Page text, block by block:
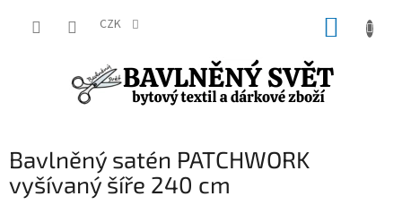
CZK
Bavlněný satén PATCHWORK
vyšívaný šíře 240 cm